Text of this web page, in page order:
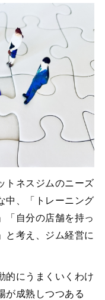
トネスジムのニーズ
中、「トレーニング
「自分の店舗を持っ
と考え、ジム経営に
的にうまくいくわけ
が成熟しつつある